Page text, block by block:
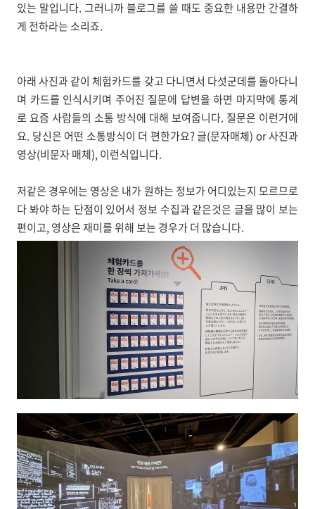
있는 말입니다. 그러니까 블로그를 쓸 때도 중요한 내용만 간결하
게 전하라는 소리죠.
아래 사진과 같이 체험카드를 갖고 다니면서 다섯군데를 돌아다니
며 카드를 인식시키며 주어진 질문에 답변을 하면 마지막에 통계
로 요즘 사람들의 소통 방식에 대해 보여줍니다. 질문은 이런거에
요. 당신은 어떤 소통방식이 더 편한가요? 글(문자매체) or 사진과
영상(비문자 매체), 이런식입니다.
저같은 경우에는 영상은 내가 원하는 정보가 어디있는지 모르므로
다 봐야 하는 단점이 있어서 정보 수집과 같은것은 글을 많이 보는
편이고, 영상은 재미를 위해 보는 경우가 더 많습니다.